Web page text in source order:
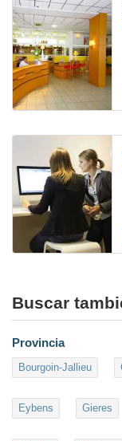
Buscar
Provincia
Bourgoin-Jallieu
Eybens Gieres